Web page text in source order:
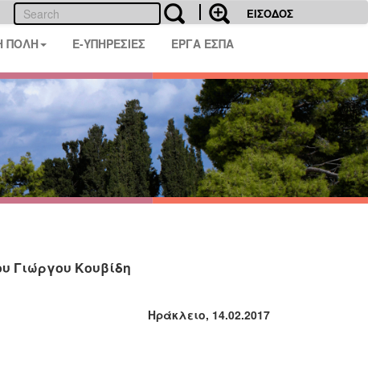
ΕΙΣΟΔΟΣ
ΠΟΛΗ E-ΥΠΗΡΕΣΙΕΣ ΕΡΓΑ ΕΣΠΑ
Γιώργου Κουβίδη
Ηράκλειο, 14.02.2017